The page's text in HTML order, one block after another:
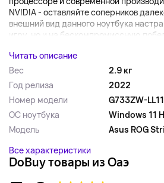
NVIDIA - оставляйте соперников
внешний вид данного ноутбука
игру, но и на бескомпромиссную
Читать описание
Вес
2.9 кг
Год релиза
2022
Номер модели
G733ZW-
ОС ноутбука
Windows 11
Модель
Asus ROG
Все характеристики